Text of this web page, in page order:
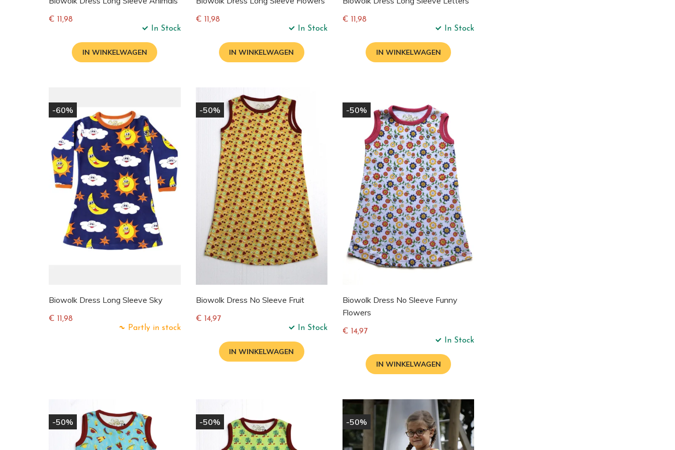
€ 11,98
In Stock
IN WINKELWAGEN
€ 11,98
In Stock
IN WINKELWAGEN
€ 11,98
In Stock
IN WINKELWAGEN
-60%
Biowolk Dress Long Sleeve Sky
€ 11,98
Partly in stock
-50%
Biowolk Dress No Sleeve Fruit
€ 14,97
In Stock
IN WINKELWAGEN
-50%
Biowolk Dress No Sleeve Funny
Flowers
€ 14,97
In Stock
IN WINKELWAGEN
-50% -50% -50%